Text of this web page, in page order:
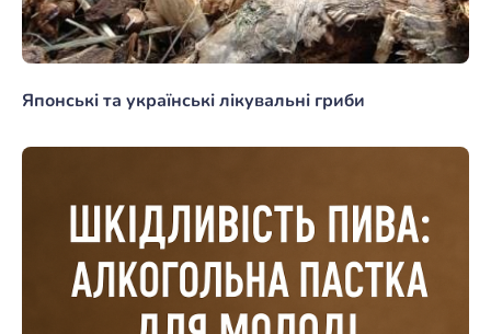
Японські та українські лікувальні гриби